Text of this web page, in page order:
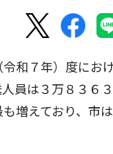
和７年）度にお
員は３万８３６
増えており、市